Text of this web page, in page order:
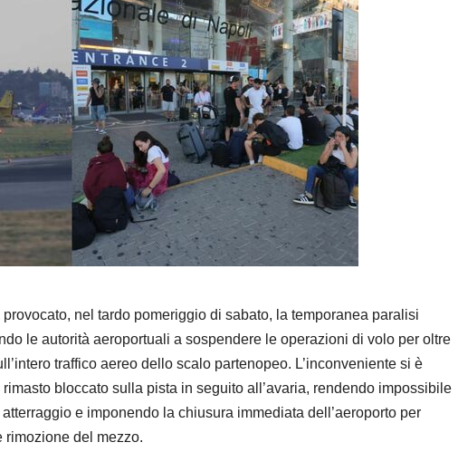
nel tardo pomeriggio di sabato, la temporanea paralisi
le autorità aeroportuali a sospendere le operazioni di volo per oltre
traffico aereo dello scalo partenopeo. L’inconveniente si è
bloccato sulla pista in seguito all’avaria, rendendo impossibile
e imponendo la chiusura immediata dell’aeroporto per
rimozione del mezzo.